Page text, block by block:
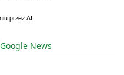
Google News